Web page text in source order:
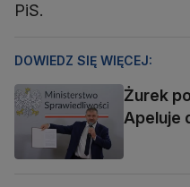
PiS.
DOWIEDZ SIĘ WIĘCEJ:
Żurek
Apeluje